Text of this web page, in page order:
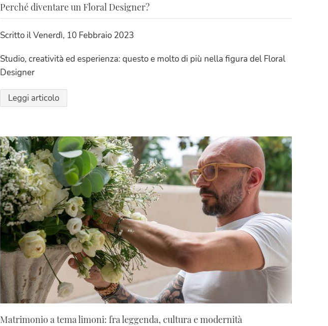
Perché diventare un Floral Designer?
Scritto ilVenerdì, 10 Febbraio 2023
Studio, creatività ed esperienza: questo e molto di più nella figura del Floral
Designer
Leggi articolo
Matrimonio a tema limoni: fra leggenda, cultura e modernità